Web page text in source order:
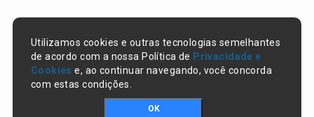
Utilizamos cookies e outras tecnologias semelhantes
de acordo com a nossa Política de Privacidade e
Cookies e, ao continuar navegando, você concorda
com estas condições.
OK